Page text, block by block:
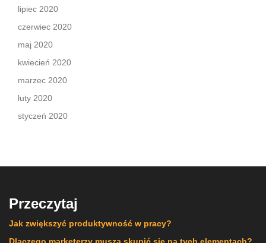
lipiec 2020
czerwiec 2020
maj 2020
kwiecień 2020
marzec 2020
luty 2020
styczeń 2020
Przeczytaj
Jak zwiększyć produktywność w pracy?
Dlaczego marketerzy muszą skupić się na tych elementach?